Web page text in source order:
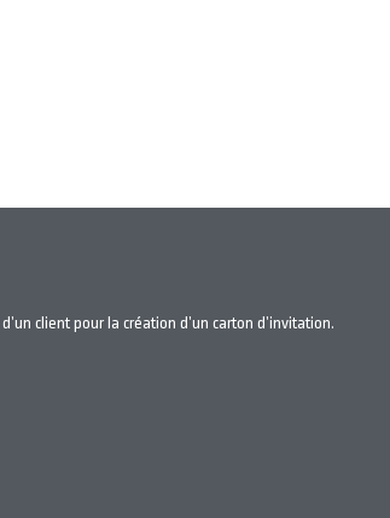
client pour la création d’un carton d’invitation.